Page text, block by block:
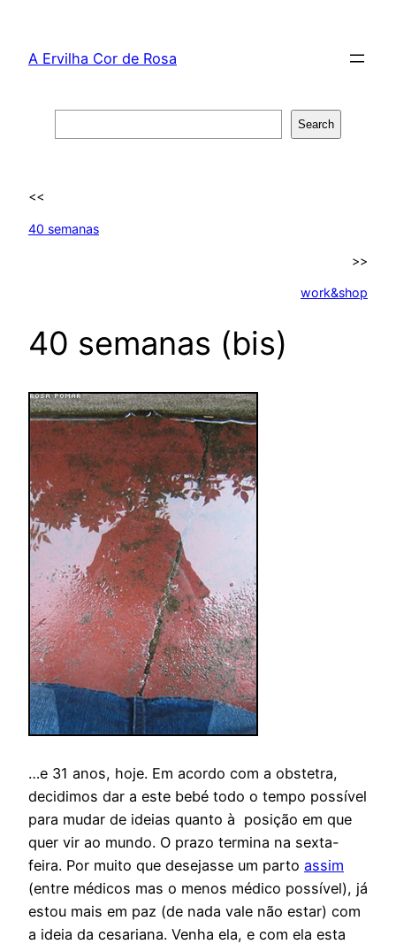
content
A Ervilha Cor de Rosa
Search
<<
40 semanas
>>
work&shop
40 semanas (bis)
…e 31 anos, hoje. Em acordo com a obstetra,
decidimos dar a este bebé todo o tempo possível
para mudar de ideias quanto à posição em que
quer vir ao mundo. O prazo termina na sexta-
feira. Por muito que desejasse um parto assim
(entre médicos mas o menos médico possível), já
estou mais em paz (de nada vale não estar) com
a ideia da cesariana. Venha ela, e com ela esta